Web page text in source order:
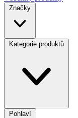
Značky
Kategorie produktů
Pohlaví